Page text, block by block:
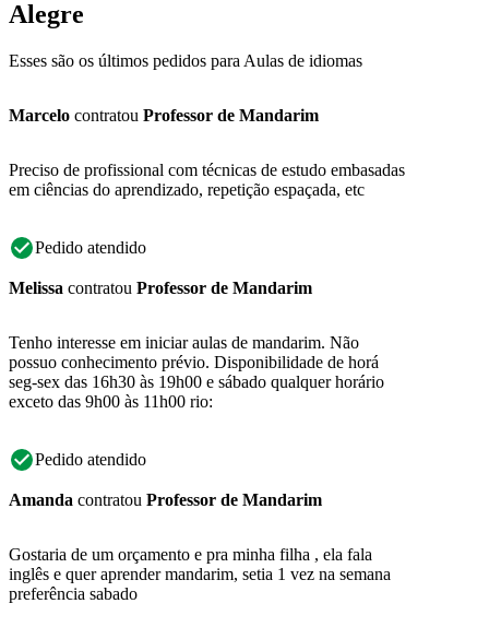
Alegre
Esses são os últimos pedidos para Aulas de idiomas
Marcelo contratou Professor de Mandarim
Preciso de profissional com técnicas de estudo embasadas
em ciências do aprendizado, repetição espaçada, etc
Pedido atendido
Melissa contratou Professor de Mandarim
Tenho interesse em iniciar aulas de mandarim. Não
possuo conhecimento prévio. Disponibilidade de horá
seg-sex das 16h30 às 19h00 e sábado qualquer horário
exceto das 9h00 às 11h00 rio:
Pedido atendido
Amanda contratou Professor de Mandarim
Gostaria de um orçamento e pra minha filha , ela fala
inglês e quer aprender mandarim, setia 1 vez na semana
preferência sabado